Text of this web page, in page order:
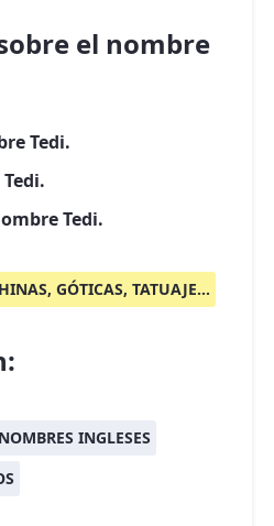
el nombre
Tedi.
Tedi.
GÓTICAS, TATUAJE...
NOMBRES INGLESES